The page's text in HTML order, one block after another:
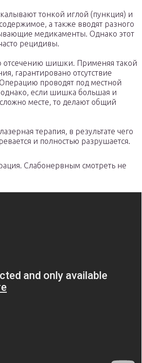
тонкой иглой (пункция) и
а также вводят разного
медикаменты. Однако этот
рецидивы.
отсечению шишки. Применяя такой
гарантировано отсутствие
проводят под местной
однако, если шишка большая и
месте, то делают общий
терапия, в результате чего
и полностью разрушается.
Слабонервным смотреть не